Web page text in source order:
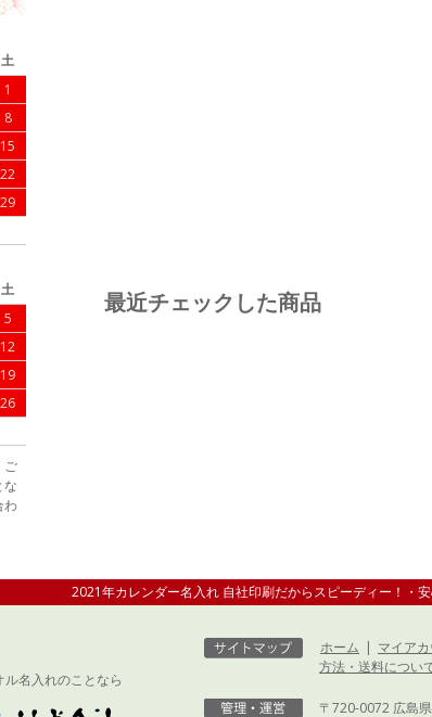
最近チェックした商品
土
1
8
15
22
29
土
5
12
19
26
ご
な
わ
2021年カレンダー名入れ 自社印刷だからスピーディー！・
名入れのことなら
ホーム | マイアカ
方法・送料につい
〒720-0072 広島